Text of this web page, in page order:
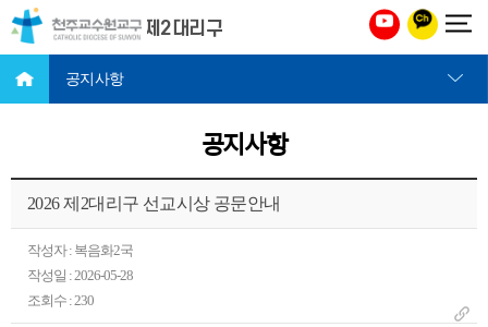
천주교 수원교구 제2대리구
공지사항
공지사항
2026 제2대리구 선교시상 공문안내
작성자 : 복음화2국
작성일 : 2026-05-28
조회수 : 230